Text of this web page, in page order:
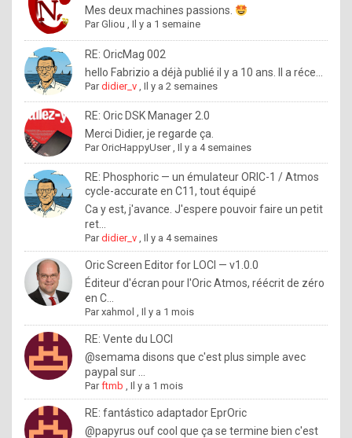
b
y
o
l
e
x
.
I
f
y
o
u
w
a
n
t
o
Mes deux machines passions.
ParGliou ,Il y a 1 semaine
RE: OricMag 002
hello Fabrizio a déjà publié il y a 10 ans. Il a réce...
Pardidier_v ,Il y a 2 semaines
RE: Oric DSK Manager 2.0
Merci Didier, je regarde ça.
ParOricHappyUser,Il y a 4 semaines
RE: Phosphoric — un émulateur ORIC-1 / Atmos
cycle-accurate en C11, tout équipé
Ca y est, j'avance. J'espere pouvoir faire un petit
ret...
Pardidier_v ,Il y a 4 semaines
Oric Screen Editor for LOCI — v1.0.0
Éditeur d'écran pour l'Oric Atmos, réécrit de zéro
en C...
Parxahmol ,Il y a 1 mois
RE: Vente du LOCI
@semama disons que c'est plus simple avec
paypal sur ...
Parftmb ,Il y a 1 mois
RE: fantástico adaptador EprOric
@papyrus ouf cool que ça se termine bien c'est